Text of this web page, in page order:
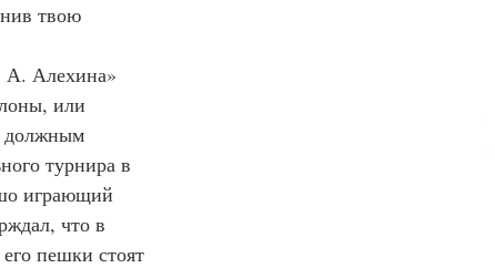
твою
или
должным
турнира в
играющий
что в
пешки стоят